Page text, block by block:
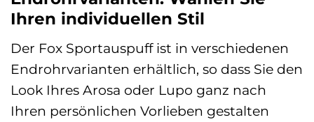
Ihren individuellen Stil
Der Fox Sportauspuff ist in verschiedenen
Endrohrvarianten erhältlich, so dass Sie den
Look Ihres Arosa oder Lupo ganz nach
Ihren persönlichen Vorlieben gestalten